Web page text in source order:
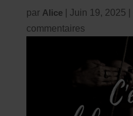
par Alice| Juin 19, 2025
commentaires